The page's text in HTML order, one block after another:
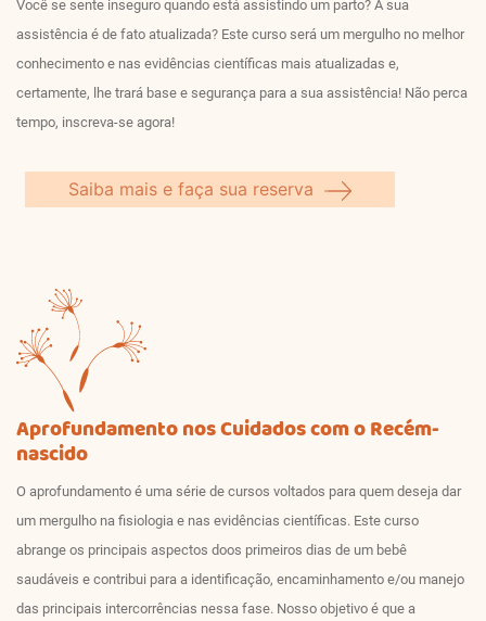
Você se sente inseguro quando está assistindo um parto? A sua
assistência é de fato atualizada? Este curso será um mergulho no melhor
conhecimento e nas evidências científicas mais atualizadas e,
certamente, lhe trará base e segurança para a sua assistência! Não perca
tempo, inscreva-se agora!
Saiba mais e faça sua reserva
Aprofundamento nos Cuidados com o Recém-
nascido
O aprofundamento é uma série de cursos voltados para quem deseja dar
um mergulho na fisiologia e nas evidências científicas. Este curso
abrange os principais aspectos doos primeiros dias de um bebê
saudáveis e contribui para a identificação, encaminhamento e/ou manejo
das principais intercorrências nessa fase. Nosso objetivo é que a